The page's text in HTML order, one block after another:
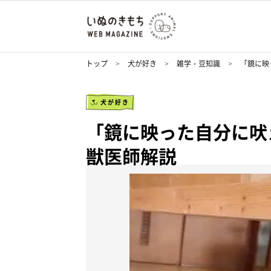
トップ 犬が好き 雑学・豆知識 「鏡に
犬が好き
「鏡に映った自分に
獣医師解説